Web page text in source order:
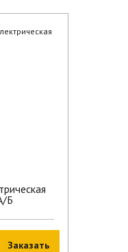
Б
Заказать